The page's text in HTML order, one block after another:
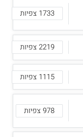
1733 צפיות
2219 צפיות
1115 צפיות
978 צפיות